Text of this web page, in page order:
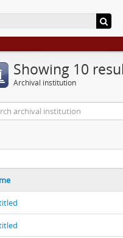
Showing 10
Archival institution